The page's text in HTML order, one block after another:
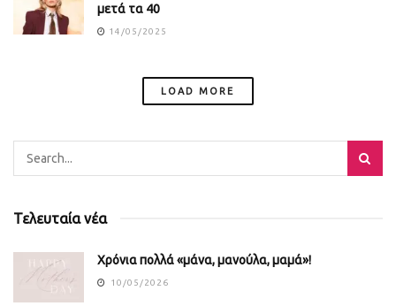
μετά τα 40
14/05/2025
LOAD MORE
Τελευταία νέα
Χρόνια πολλά «μάνα, μανούλα, μαμά»!
10/05/2026